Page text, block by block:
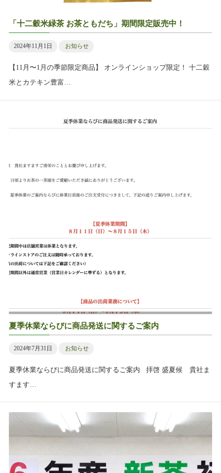
「十二穀米緑茶 お茶ともだち」期間限定販売中！
2024年11月1日 お知らせ
【11月〜1月の季節限定商品】 オンラインショップ限定！ 十二穀
米とカテキン豊富…
夏季休業ならびに商品発送に関するご案内
2024年7月31日 お知らせ
夏季休業ならびに商品発送に関するご案内 拝啓 盛夏候 貴社ま
すます…